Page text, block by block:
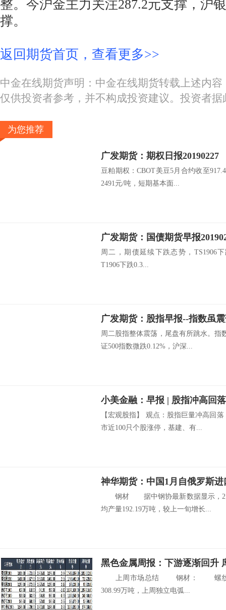
整。今沪金主力关注287.2元支撑，沪
撑。
返回期货首页，查看更多>>
中金在线期货声明：中金在线期货转载上述内
仅供投资者参考，并不构成投资建议。投资者
为您推荐
广发期货：期权日报20190227
豆粕期权：CBOT美豆5月合约收至
2491元/吨，短期基本面...
周二，期债延续下跌态势，TS1906下
T1906下跌0.3...
周二股指整体震荡，尾盘有所跳水。指
证500指数微跌0.12%，沪深...
小美金融：早报 | 股指冲高回
【宏观股指】 观点：股指巨量冲高回
市近100只个股涨停，基建、有...
神华期货：中国1月自俄罗斯进
钢材 据中钢协最新数据显示，2月
均产量192.19万吨，较上一旬增长...
黑色金属周报：下游逐渐回升
上周市场总结 钢材： 螺纹钢
308.99万吨，上周独立电弧...